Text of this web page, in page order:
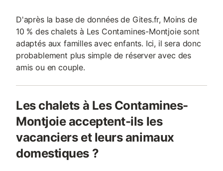
D'après la base de données de Gites.fr, Moins de
10 % des chalets à Les Contamines-Montjoie sont
adaptés aux familles avec enfants. Ici, il sera donc
probablement plus simple de réserver avec des
amis ou en couple.
Les chalets à Les Contamines-
Montjoie acceptent-ils les
vacanciers et leurs animaux
domestiques ?